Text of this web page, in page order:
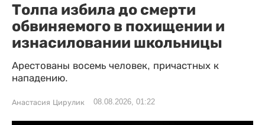
Толпа избила до смерти
обвиняемого в похищении и
изнасиловании школьницы
Арестованы восемь человек, причастных к
нападению.
Анастасия Цирулик 08.08.2026, 01:22